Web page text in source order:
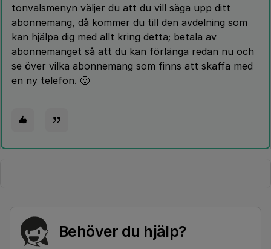
tonvalsmenyn väljer du att du vill säga upp ditt
abonnemang, då kommer du till den avdelning som
kan hjälpa dig med allt kring detta; betala av
abonnemanget så att du kan förlänga redan nu och
se över vilka abonnemang som finns att skaffa med
en ny telefon. 🙂
Behöver du hjälp?